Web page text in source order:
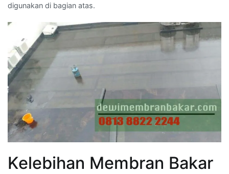
digunakan di bagian atas.
Kelebihan Membran Bakar